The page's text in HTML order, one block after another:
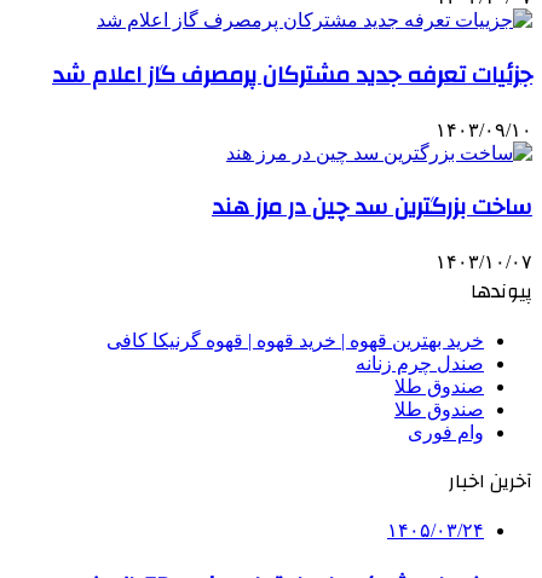
جزئیات تعرفه جدید مشترکان پرمصرف گاز اعلام شد
۱۴۰۳/۰۹/۱۰
ساخت بزرگترین سد چین در مرز هند
۱۴۰۳/۱۰/۰۷
پیوندها
خرید بهترین قهوه | خرید قهوه | قهوه گرنیکا کافی
صندل چرم زنانه
صندوق طلا
صندوق طلا
وام فوری
آخرین اخبار
۱۴۰۵/۰۳/۲۴